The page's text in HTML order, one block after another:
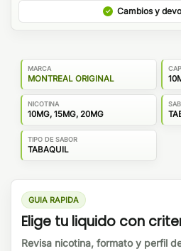
Cambios y
MARCA
MONTREAL ORIGINAL
NICOTINA
10MG, 15MG, 20MG
TIPO DE SABOR
TABAQUIL
GUIA RAPIDA
Elige tu liquido con
Revisa nicotina, formato y perfil